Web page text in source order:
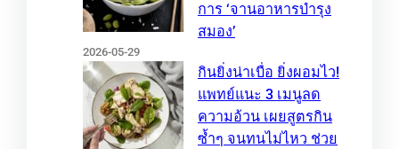
การ ‘จานอาหารบำรุง
สมอง’
2026-05-29
กินยิ่งน่าเบื่อ ยิ่งผอมไว!
แพทย์แนะ 3 เมนูลด
ความอ้วน เผยสูตรกิน
ซ้ำๆ จนทนไม่ไหว ช่วย